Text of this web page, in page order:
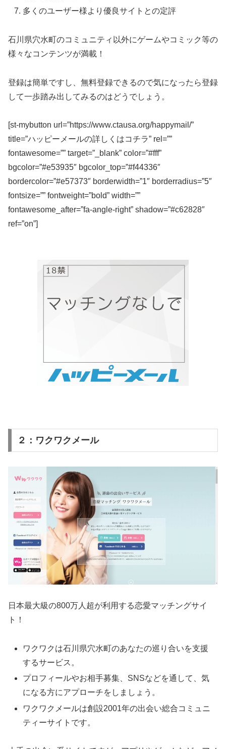
多くのユーザー様より優良サイトとの定評
石川県穴水町のコミュニティ以外にゲームやコミック等の
様々なコンテンツが満載！
登録は簡単ですし、無料登録できるので気になったら登録
して一歩踏み出してみるのはどうでしょう。
[st-mybutton url=”https://www.ctausa.org/happymail/”
title=”ハッピーメールの詳しくはコチラ” rel=””
fontawesome=”” target=”_blank” color=”#fff”
bgcolor=”#e53935″ bgcolor_top=”#f44336″
bordercolor=”#e57373″ borderwidth=”1″ borderradius=”5″
fontsize=”” fontweight=”bold” width=””
fontawesome_after=”fa-angle-right” shadow=”#c62828″
ref=”on”]
２：ワクワクメール
日本最大級の800万人超が利用する恋愛マッチングサイ
ト！
ワクワクは石川県穴水町のあなたの巡り合いを支援
するサービス。
プロフィールやお相手募集、SNSなどを通して、気
になる方にアプローチをしましょう。
ワクワクメールは創設2001年の出会い総合コミュニ
ティーサイトです。